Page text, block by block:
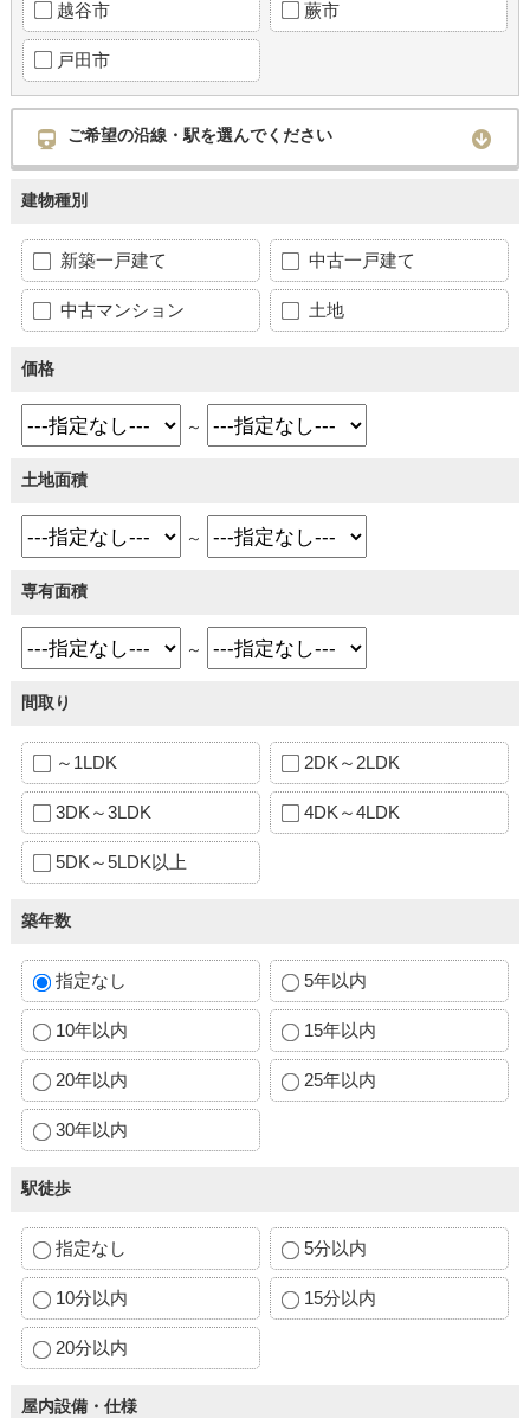
越谷市 蕨市
戸田市
ご希望の沿線・駅を選んでください
建物種別
新築一戸建て 中古一戸建て
中古マンション 土地
価格
～
土地面積
～
専有面積
～
間取り
～1LDK 2DK～2LDK
3DK～3LDK 4DK～4LDK
5DK～5LDK以上
築年数
指定なし 5年以内
10年以内 15年以内
20年以内 25年以内
30年以内
駅徒歩
指定なし 5分以内
10分以内 15分以内
20分以内
屋内設備・仕様